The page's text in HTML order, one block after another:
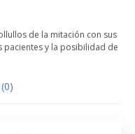
de la mitación con sus
y la posibilidad de
(0)